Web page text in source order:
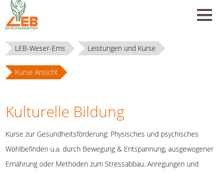
LEB-Weser-Ems Leistungen und Kurse
Kurse Ansicht
Kulturelle Bildung
Kurse zur Gesundheitsförderung: Physisches und psychisches
Wohlbefinden u.a. durch Bewegung & Entspannung, ausgewogener
Ernährung oder Methoden zum Stressabbau. Anregungen und